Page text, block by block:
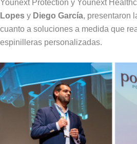
Younext Protection y Younext
Lopes y Diego García, presentaron
cuanto a soluciones a medida que
espinilleras personalizadas.